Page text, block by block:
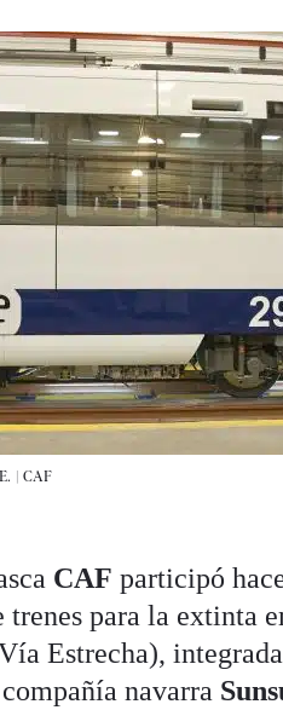
| CAF
CAF participó
trenes para la extinta
Estrecha),
navarra